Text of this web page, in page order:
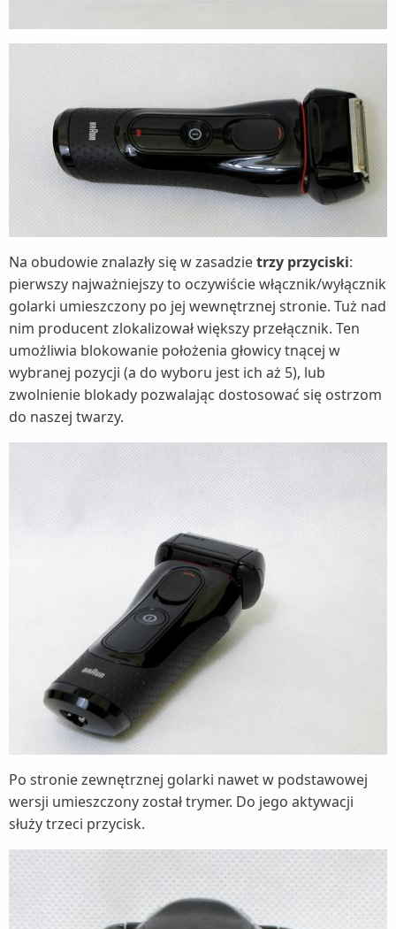
Na obudowie znalazły się w zasadzietrzy przyciski:
pierwszy najważniejszy to oczywiście włącznik/wyłącznik
golarki umieszczony po jej wewnętrznej stronie. Tuż nad
nim producent zlokalizował większy przełącznik. Ten
umożliwia blokowanie położenia głowicy tnącej w
wybranej pozycji (a do wyboru jest ich aż 5), lub
zwolnienie blokady pozwalając dostosować się ostrzom
do naszej twarzy.
Po stronie zewnętrznej golarki nawet w podstawowej
wersji umieszczony został trymer. Do jego aktywacji
służy trzeci przycisk.